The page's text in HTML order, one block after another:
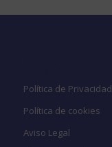
Política de Privacidad
Política de cookies
Aviso Legal